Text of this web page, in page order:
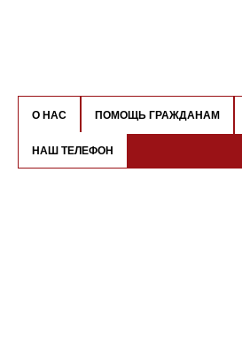
О НАС ПОМОЩЬ ГРАЖДАНАМ
НАШ ТЕЛЕФОН